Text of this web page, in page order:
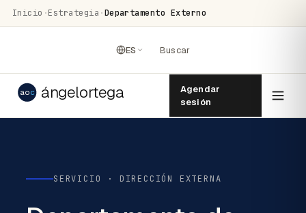
Inicio ·Estrategia ·Departamento Externo
ES Buscar
aoc ángelortega
Agendar
sesión
SERVICIO · DIRECCIÓN EXTERNA